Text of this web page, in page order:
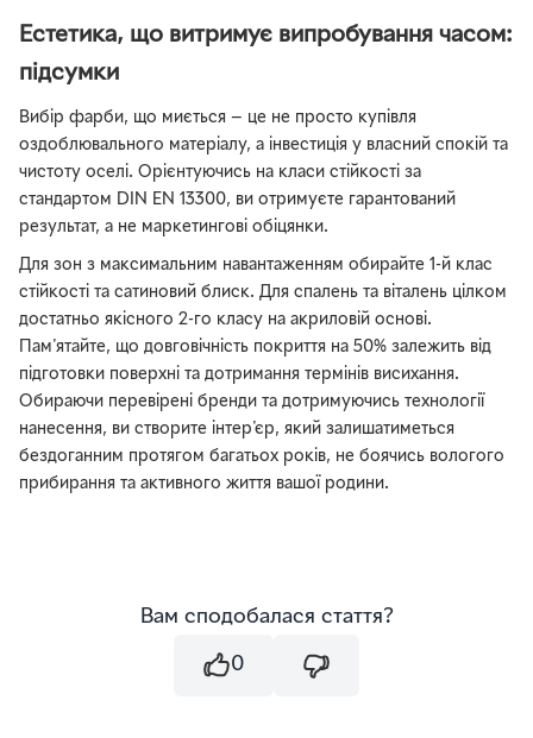
Естетика, що витримує випробування часом:
підсумки
Вибір фарби, що миється — це не просто купівля
оздоблювального матеріалу, а інвестиція у власний спокій та
чистоту оселі. Орієнтуючись на класи стійкості за
стандартом DIN EN 13300, ви отримуєте гарантований
результат, а не маркетингові обіцянки.
Для зон з максимальним навантаженням обирайте 1-й клас
стійкості та сатиновий блиск. Для спалень та віталень цілком
достатньо якісного 2-го класу на акриловій основі.
Пам'ятайте, що довговічність покриття на 50% залежить від
підготовки поверхні та дотримання термінів висихання.
Обираючи перевірені бренди та дотримуючись технології
нанесення, ви створите інтер'єр, який залишатиметься
бездоганним протягом багатьох років, не боячись вологого
прибирання та активного життя вашої родини.
Вам сподобалася стаття?
0